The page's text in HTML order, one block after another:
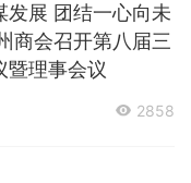
发展 团结一心向未
暨理事会议
2858